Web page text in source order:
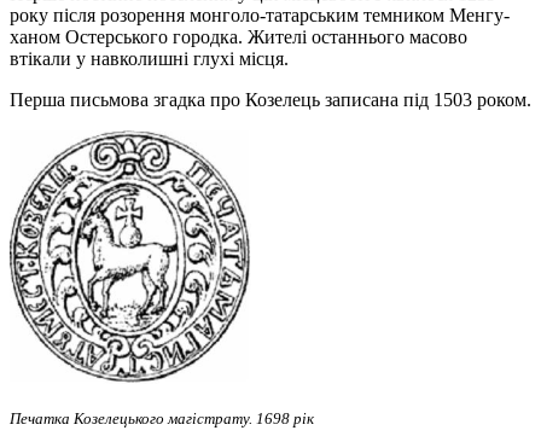
року після розорен­ня монголо-татарським темником Мен­гу-
ханом Остерського городка. Жителі останнього ма­со­во
втікали у навколишні глухі місця.
Перша письмова згадка про Козелець записана під 1503 роком.
Печатка Козелецького магістрату. 1698 рік